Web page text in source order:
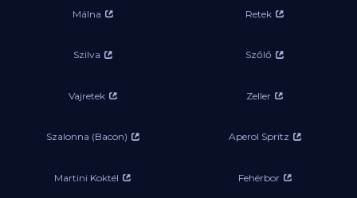
Málna Retek
Szilva Szőlő
Vajretek Zeller
Szalonna (Bacon) Aperol Spritz
Martini Koktél Fehérbor